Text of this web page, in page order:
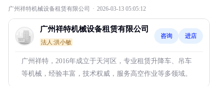
广州祥特机械设备租赁有限公司 · 2026-03-13 05:05:12
广州祥特机械设备租赁有限公司
法人:洪小敏
咨询 进店
广州祥特，2016年成立于天河区，专业租赁升降车、吊车
等机械，经验丰富，技术权威，服务高空作业等多领域。